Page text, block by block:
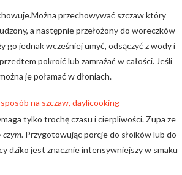
przechowywać szczaw który
a następnie przełożony do woreczków
go jednak wcześniej umyć, odsączyć z wody i
pokroić lub zamrażać w całości. Jeśli
je połamać w dłoniach.
tylko trochę czasu i cierpliwości. Zupa ze
czym. Przygotowując porcje do słoików lub do
dziko jest znacznie intensywniejszy w smaku